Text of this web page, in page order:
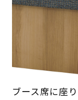
ブース席に座